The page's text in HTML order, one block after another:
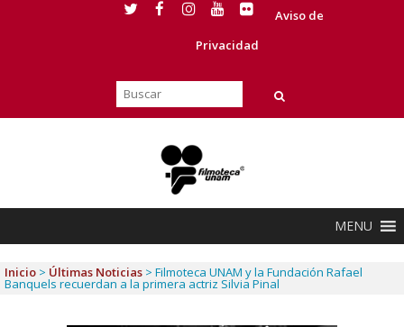
Aviso de
Privacidad
MENU
Inicio > Últimas Noticias > Filmoteca UNAM y la Fundación Rafael
Banquels recuerdan a la primera actriz Silvia Pinal